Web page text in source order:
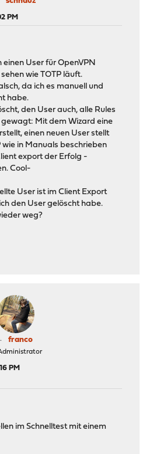
PM
einen User für OpenVPN
wie TOTP läuft.
da ich es manuell und
habe.
den User auch, alle Rules
Mit dem Wizard eine
einen neuen User stellt
wie in Manuals beschrieben
export der Erfolg -
Cool-
User ist im Client Export
den User gelöscht habe.
weg?
franco
PM
im Schnelltest mit einem